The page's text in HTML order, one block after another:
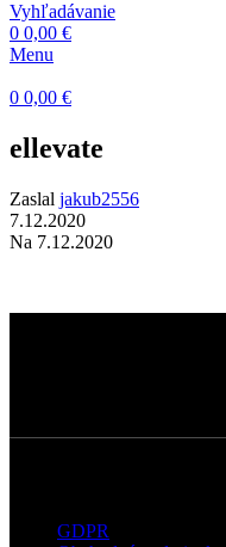
Vyhľadávanie
0 0,00 €
Menu
0 0,00 €
ellevate
Zaslal jakub2556
7.12.2020
Na 7.12.2020
GDPR